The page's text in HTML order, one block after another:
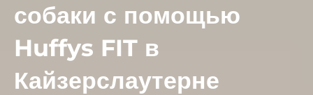
собаки с помощью
Huffys FIT в
Кайзерслаутерне